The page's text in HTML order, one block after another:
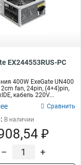
EX244553RUS-PC
400W ExeGate UN400
fan, 24pin, (4+4)pin,
кабель 220V...
Сравнить
В наличии
₽
– +